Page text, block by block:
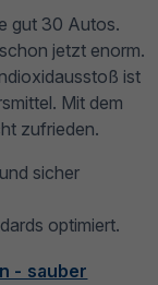
gut 30 Autos.
jetzt enorm.
ist
Mit dem
zufrieden.
sicher
optimiert.
- sauber